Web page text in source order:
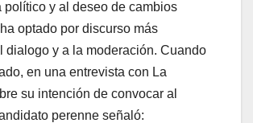
político y al deseo de cambios
optado por discurso más
dialogo y a la moderación. Cuando
en una entrevista con La
su intención de convocar al
perenne señaló: